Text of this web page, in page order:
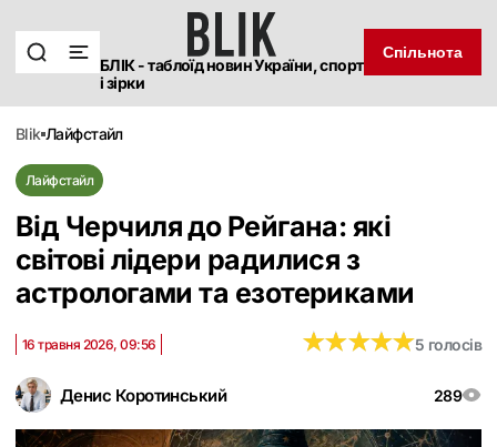
БЛІК - таблоїд новин України, спорт
і зірки
Спільнота
blik лайфстайл
Лайфстайл
Від Черчиля до Рейгана: які
світові лідери радилися з
астрологами та езотериками
Денис Коротинський 289
16 травня 2026, 09:56 ★★★★★
★★★★★5 голосів